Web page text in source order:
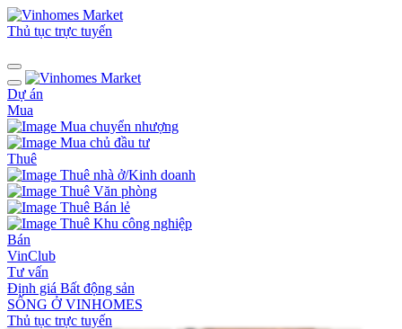
Thủ tục trực tuyến
Dự án
Mua
Mua chuyển nhượng
Mua chủ đầu tư
Thuê
Thuê nhà ở/Kinh doanh
Thuê Văn phòng
Thuê Bán lẻ
Thuê Khu công nghiệp
Bán
VinClub
Tư vấn
Định giá Bất động sản
SỐNG Ở VINHOMES
Thủ tục trực tuyến